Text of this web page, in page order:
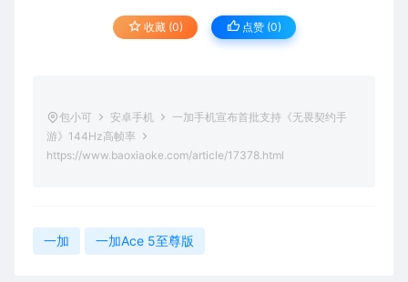
收藏 (0) 点赞 (0)
包小可 安卓手机
一加手机宣布首批支持《无畏契约手
游》144Hz高帧率
https://www.baoxiaoke.com/article/17378.html
一加 一加Ace 5至尊版